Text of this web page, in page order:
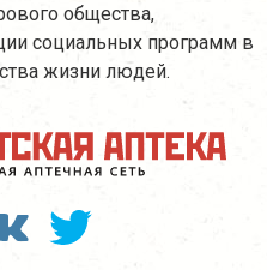
общества,
социальных программ в
жизни людей.